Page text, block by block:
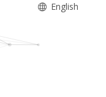
English